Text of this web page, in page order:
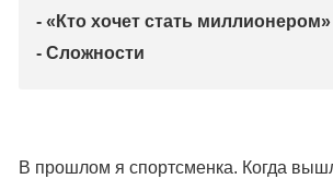
- «Кто хочет стать миллионером»
- Сложности
В прошлом я спортсменка. Когда